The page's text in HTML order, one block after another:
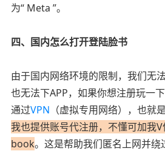
为“ Meta ”。
四、国内怎么打开登陆脸书
由于国内网络环境的限制，我们无
也无法下APP，如果你想注册玩一
通过VPN （虚拟专用网络），也就
我也提供账号代注册，不懂可加我
book。这是帮助我们匿名上网并